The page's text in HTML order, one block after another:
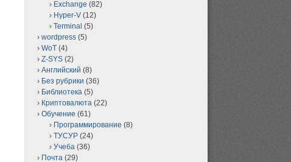
Exchange (82)
Hyper-V (12)
Terminal (5)
wordpress (5)
WoT (4)
Z-SYS (2)
Английский (8)
Без рубрики (36)
Библиотека (5)
Криптовалюта (22)
Обучение (61)
Программирование (8)
ТУСУР (24)
Учеба (36)
Почта (29)